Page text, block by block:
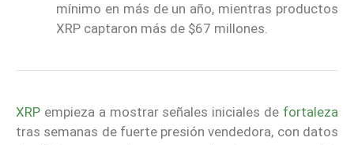
mínimo en más de un año, mientras productos
XRP captaron más de $67 millones.
XRP empieza a mostrar señales iniciales de fortaleza
tras semanas de fuerte presión vendedora, con datos